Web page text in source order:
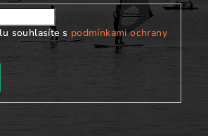
souhlasíte s podmínkami ochrany